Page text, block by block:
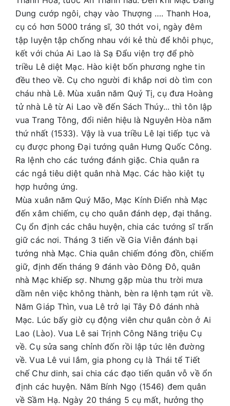
Dung cướp ngôi, chạy vào Thượng …. Thanh Hoa,
cụ có hơn 5000 tráng sĩ, 30 thớt voi, ngày đêm
tập luyện tập chống nhau với kẻ thù để khôi phục,
kết với chúa Ai Lao là Sạ Đẩu viện trợ để phò
triều Lê diệt Mạc. Hào kiệt bốn phương nghe tin
đều theo về. Cụ cho người đi khắp nơi dò tìm con
cháu nhà Lê. Mùa xuân năm Quý Tị, cụ đưa Hoàng
tử nhà Lê từ Ai Lao về đến Sách Thúy... thì tôn lập
vua Trang Tông, đổi niên hiệu là Nguyên Hòa năm
thứ nhất (1533). Vậy là vua triều Lê lại tiếp tục và
cụ được phong Đại tướng quân Hưng Quốc Công.
Ra lệnh cho các tướng đánh giặc. Chia quân ra
các ngả tiêu diệt quân nhà Mạc. Các hào kiệt tụ
hợp hưởng ứng.
Mùa xuân năm Quý Mão, Mạc Kính Điển nhà Mạc
đến xâm chiếm, cụ cho quân đánh dẹp, đại thắng.
Cụ ổn định các châu huyện, chia các tướng sĩ trấn
giữ các nơi. Tháng 3 tiến về Gia Viễn đánh bại
tướng nhà Mạc. Chia quân chiếm đóng đồn, chiếm
giữ, định đến tháng 9 đánh vào Đông Đô, quân
nhà Mạc khiếp sợ. Nhưng gặp mùa thu trời mưa
dầm nên việc không thành, bèn ra lệnh tạm rút về.
Năm Giáp Thìn, vua Lê trở lại Tây Đô đánh nhà
Mạc. Lúc bấy giờ cụ động viên chư quân còn ở Ai
Lao (Lào). Vua Lê sai Trịnh Công Năng triệu Cụ
về. Cụ sửa sang chỉnh đốn rồi lập tức lên đường
về. Vua Lê vui lắm, gia phong cụ là Thái tể Tiết
chế Chư dinh, sai chia các đạo tiến quân vỗ về ổn
định các huyện. Năm Bính Ngọ (1546) đem quân
về Sầm Hạ. Ngày 20 tháng 5 cụ mất, hưởng thọ